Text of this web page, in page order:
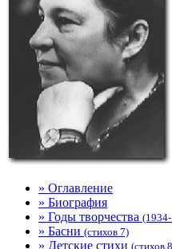
» Оглавление
» Биография
» Годы творчества
» Басни (стихов 7)
» Детские стихи (стихов